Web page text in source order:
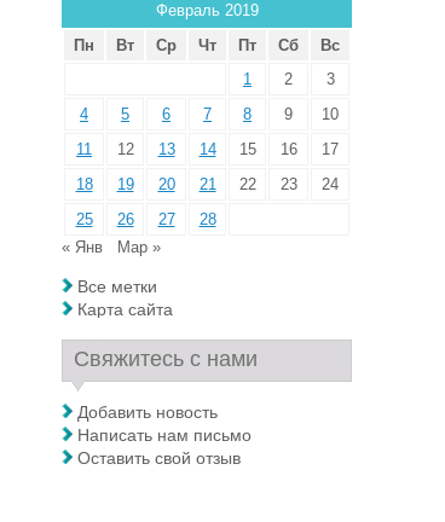
Февраль 2019
Пн
Вт Ср Чт Пт Сб
Вс
1
2
3
4
5 6 7 8 9
10
11
12 13 14 15 16
17
18
19 20 21 22 23
24
25
26 27
28
« Янв
Мар »
Все метки
Карта сайта
Свяжитесь с нами
Добавить новость
Написать нам письмо
Оставить свой отзыв